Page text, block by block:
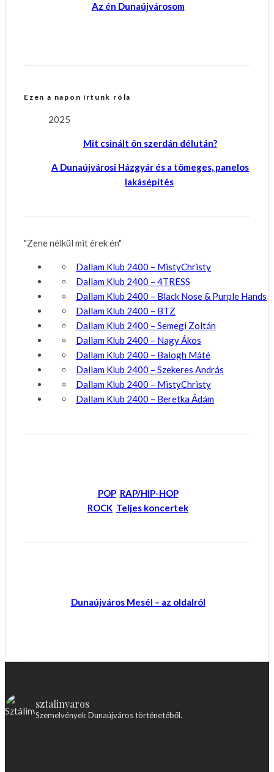
Az én Dunaújvárosom
Ezen a napon írtunk róla
2025
Mit csinált ön szerdán délután?
A Dunaújvárosi Házgyár és a tömeges, panelos
lakásépítés
"Zene nélkül mit érek én"
Dallam Klub 2400 – MistyChristy
Dallam Klub 2400 – 4TRESS
Dallam Klub 2400 – Black Nose & Purple Hands
Dallam Klub 2400 – BTZ
Dallam Klub 2400 – Semegi Zoltán
Dallam Klub 2400 – Nagy Ákos
Dallam Klub 2400 – Balogh Máté
Dallam Klub 2400 – Szekeres András
Dallam Klub 2400 – MistyChristy
Dallam Klub 2400 – Beretka Ádám
POP RAP/HIP-HOP
ROCK Teljes koncertek
Dunaújváros Mesél – az oldalról
sztalinvaros
Szemelvények Dunaújváros történetéből.